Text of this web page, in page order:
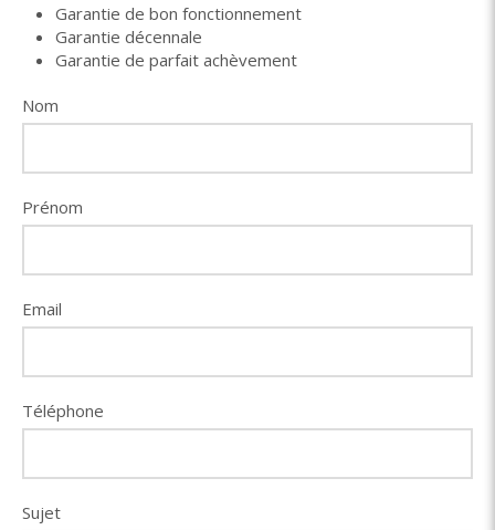
Garantie de bon fonctionnement
Garantie décennale
Garantie de parfait achèvement
Nom
Prénom
Email
Téléphone
Sujet